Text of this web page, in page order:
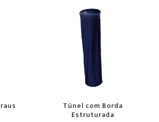
Túnel com Borda
Estruturada